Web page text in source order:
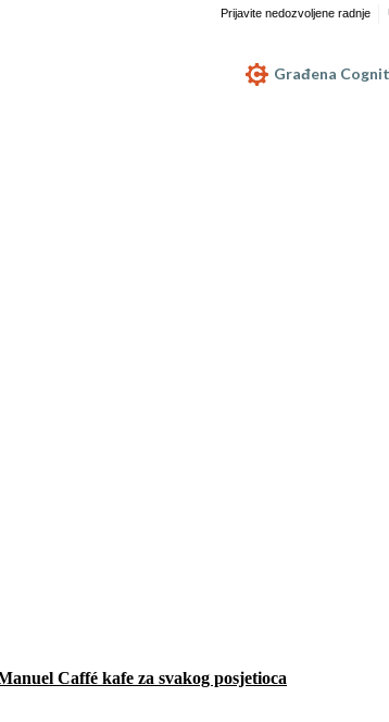
Prijavite nedozvoljene radnje
Građena
Caffé kafe za svakog posjetioca